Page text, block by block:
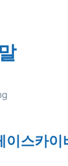
이스카이